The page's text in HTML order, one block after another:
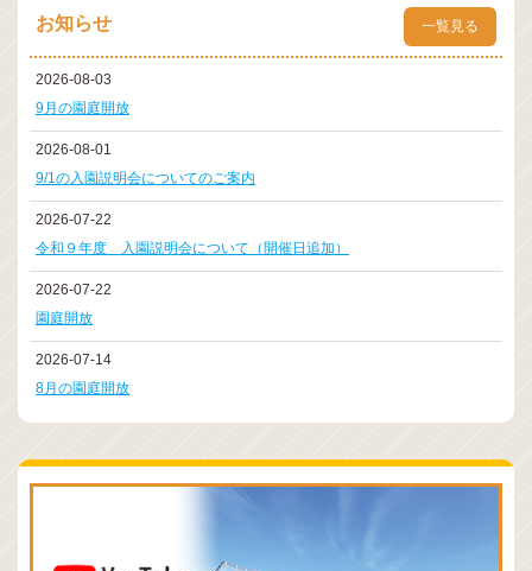
お知らせ 一覧見る
2026-08-03
9月の園庭開放
2026-08-01
9/1の入園説明会についてのご案内
2026-07-22
令和９年度 入園説明会について（開催日追加）
2026-07-22
園庭開放
2026-07-14
8月の園庭開放